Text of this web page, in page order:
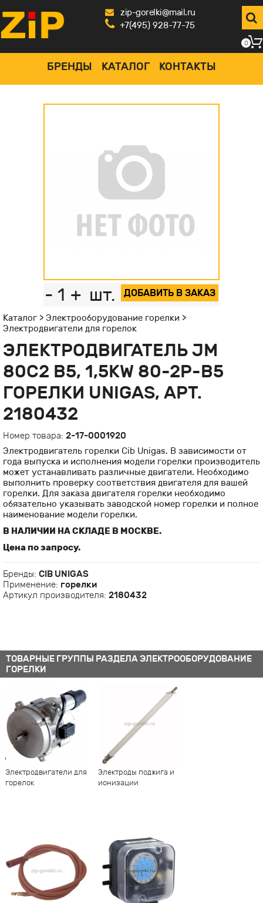
zip-gorelki@mail.ru
+7(495) 928-77-75
БРЕНДЫ КАТАЛОГ КОНТАКТЫ
0
- 1 + шт. ДОБАВИТЬ В ЗАКАЗ
Каталог> Электрооборудование горелки >
Электродвигатели для горелок
ЭЛЕКТРОДВИГАТЕЛЬ JM
80С2 B5, 1,5KW 80-2Р-В5
ГОРЕЛКИ UNIGAS, АРТ.
2180432
Номер товара: 2-17-0001920
Электродвигатель горелки Cib Unigas. В зависимости от
года выпуска и исполнения модели горелки производитель
может устанавливать различные двигатели. Необходимо
выполнить проверку соответствия двигателя для вашей
горелки. Для заказа двигателя горелки необходимо
обязательно указывать заводской номер горелки и полное
наименование модели горелки.
В НАЛИЧИИ НА СКЛАДЕ В МОСКВЕ.
Цена по запросу.
Бренды: CIB UNIGAS
Применение: горелки
Артикул производителя: 2180432
ТОВАРНЫЕ ГРУППЫ РАЗДЕЛА ЭЛЕКТРООБОРУДОВАНИЕ
ГОРЕЛКИ
Электродвигатели для
горелок
Электроды поджига и
ионизации